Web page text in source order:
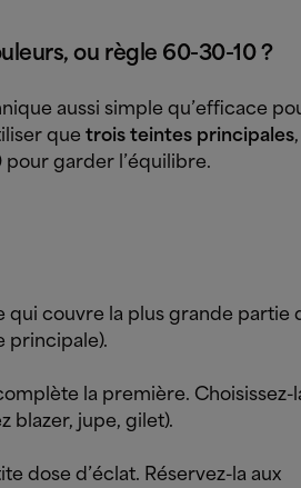
ou règle 60-30-10 ?
aussi simple qu’efficace
que trois teintes principales,
pour garder l’équilibre.
qui couvre la plus grande partie
principale).
la première. Choisissez-
blazer, jupe, gilet).
dose d’éclat. Réservez-la aux